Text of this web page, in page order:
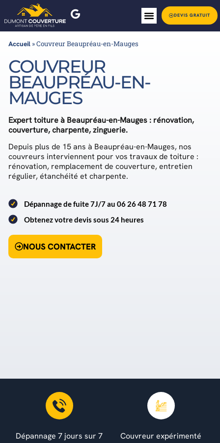
DEVIS GRATUIT
Accueil »Couvreur Beaupréau-en-Mauges
COUVREUR
BEAUPRÉAU-EN-
MAUGES
Expert toiture à Beaupréau-en-Mauges : rénovation,
couverture, charpente, zinguerie.
Depuis plus de 15 ans à Beaupréau-en-Mauges, nos
couvreurs interviennent pour vos travaux de toiture :
rénovation, remplacement de couverture, entretien
régulier, étanchéité et charpente.
Dépannage de fuite 7J/7 au 06 26 48 71 78
Obtenez votre devis sous 24 heures
NOUS CONTACTER
Dépannage 7 jours sur 7 Couvreur expérimenté